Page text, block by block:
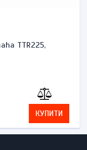
TTR225,
КУПИТИ